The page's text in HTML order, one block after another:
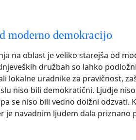
moderno demokracijo
na oblast je veliko starejša od
družbah so lahko
lokalne uradnike za pravičnost,
niso bili demokratični. Ljudje
se niso bili vedno dolžni odzvati.
je navadnim ljudem dala priznano